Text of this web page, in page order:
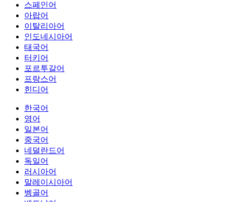
스페인어
아랍어
이탈리아어
인도네시아어
태국어
터키어
포르투갈어
프랑스어
힌디어
한국어
영어
일본어
중국어
네덜란드어
독일어
러시아어
말레이시아어
벵골어